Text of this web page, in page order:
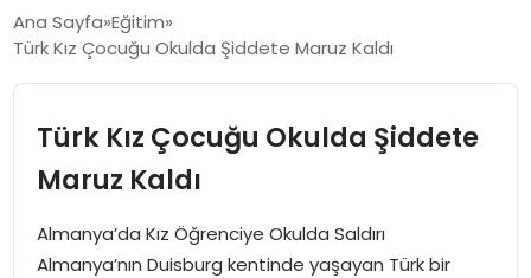
ÖZEL SAYFALAR
TEKNOLOJI
EKONOMI
SPOR
Ana Sayfa Eğitim
Türk Kız Çocuğu Okulda Şiddete Maruz Kaldı
Türk Kız Çocuğu Okulda Şiddete
Maruz Kaldı
Almanya’da Kız Öğrenciye Okulda Saldırı
Almanya’nın Duisburg kentinde yaşayan Türk bir